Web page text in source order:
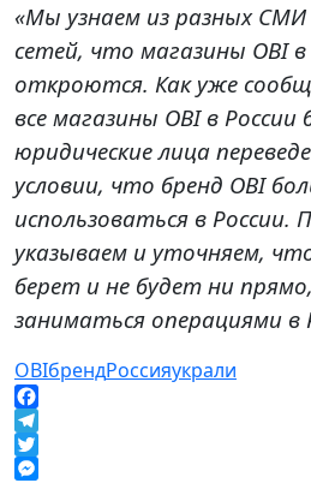
«Мы узнаем из разных
сетей, что магазины OBI в
откроются. Как уже
все магазины OBI в
юридические лица
условии, что бренд OBI
использоваться в
указываем и уточняем,
берет и не будет ни
заниматься операциями в
OBIбрендРоссияукрали
Facebook
Telegram
Twitter